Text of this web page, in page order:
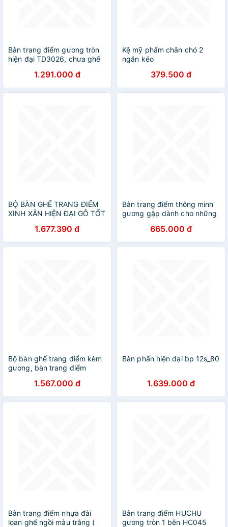
Bàn trang điểm gương tròn
hiện đại TD3026, chưa ghế
1.291.000 đ
Kệ mỹ phẩm chân chó 2
ngăn kéo
379.500 đ
BỘ BÀN GHẾ TRANG ĐIỂM
XINH XẮN HIỆN ĐẠI GỖ TỐT
1.677.390 đ
Bàn trang điểm thông minh
gương gập dành cho những
665.000 đ
Bộ bàn ghế trang điểm kèm
gương, bàn trang điểm
1.567.000 đ
Bàn phấn hiện đại bp 12s_80
1.639.000 đ
Bàn trang điểm nhựa đài
loan ghế ngồi màu trắng (
Bàn trang điểm HUCHU
gương tròn 1 bên HC045